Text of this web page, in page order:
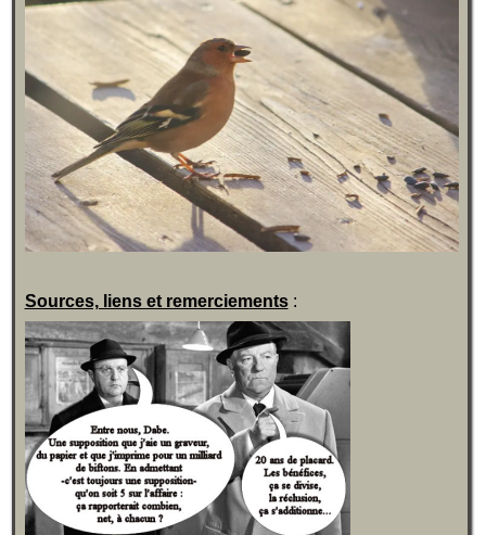
Sources, liens et remerciements: